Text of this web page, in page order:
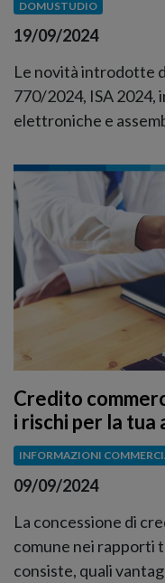
DOMUSTUDIO
19/09/2024
Le novità introdotte
770/2024, ISA
elettroniche e
Credito
i rischi per la tua
INFORMAZIONI
09/09/2024
La concessione di
comune nei rapporti
consiste, quali